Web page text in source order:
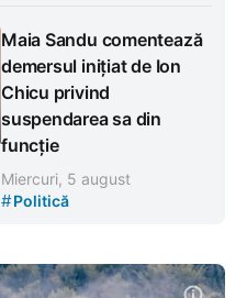
Maia Sandu comentează
demersul inițiat de Ion
Chicu privind
suspendarea sa din
funcție
Miercuri, 5 august
#Politică